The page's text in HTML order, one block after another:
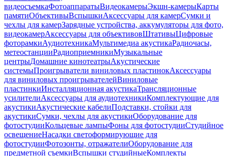
видеосъемкаФотоаппаратыВидеокамерыЭкшн-камерыКарты
памятиОбъективыВспышкиАксессуары для камерСумки и
чехлы для камерЗарядные устройства, аккумуляторы для фото,
видеокамерАксессуары для объективовШтативыЦифровые
фоторамкиАудиотехникаМультимедиа акустикаРадиочасы,
метеостанцииРадиоприемникиМузыкальные
центрыДомашние кинотеатрыАкустические
системыПроигрыватели виниловых пластинокАксессуары
для виниловых проигрывателейВиниловые
пластинкиИнсталляционная акустикаТрансляционные
усилителиАксессуары для аудиотехникиКомплектующие для
акустикиАкустические кабелиПодставки, стойки для
акустикиСумки, чехлы для акустикиОборудование для
фотостудииКольцевые лампыФоны для фотостудииСтудийное
освещениеНасадки светоформирующие для
фотостудииФотозонты, отражателиОборудование для
предметной съемкиВспышки студийныеКомплекты